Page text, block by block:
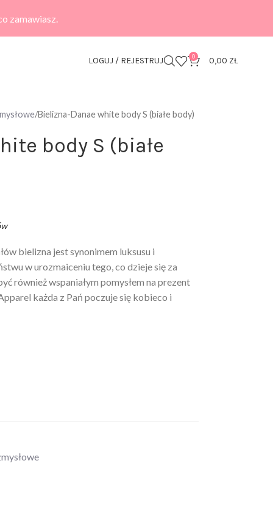
zamawiasz.
LOGUJ / REJESTRUJ 0 0,00 ZŁ
Bielizna-Danae white body S (białe body)
body S (białe
bielizna jest synonimem luksusu i
w urozmaiceniu tego, co dzieje się za
również wspaniałym pomysłem na prezent
każda z Pań poczuje się kobieco i